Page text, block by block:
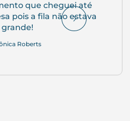
que cheguei até
pois a fila não estava
grande!
Roberts